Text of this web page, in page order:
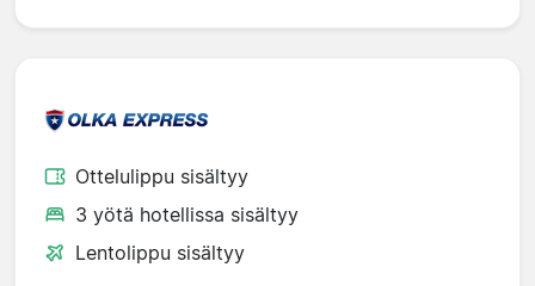
Ottelulippu sisältyy
3 yötä hotellissa sisältyy
Lentolippu sisältyy